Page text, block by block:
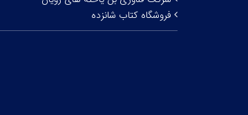
فروشگاه کتاب شانزده